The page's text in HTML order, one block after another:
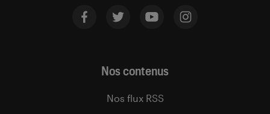
Nos contenus
Nos flux RSS